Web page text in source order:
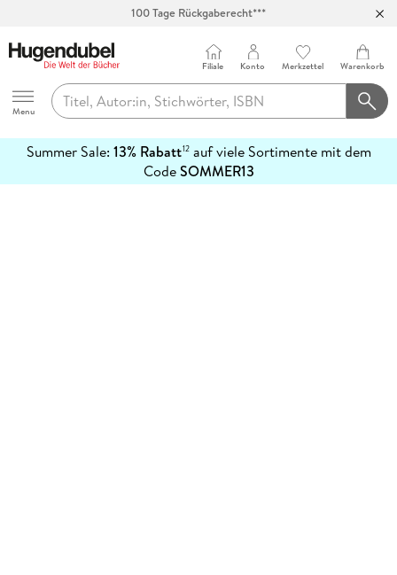
100 Tage Rückgaberecht***
Hugendubel
Menu
Filiale Konto Merkzettel Warenkorb
Summer Sale: 13% Rabatt12auf viele Sortimente mit dem
CodeSOMMER13
erfahren